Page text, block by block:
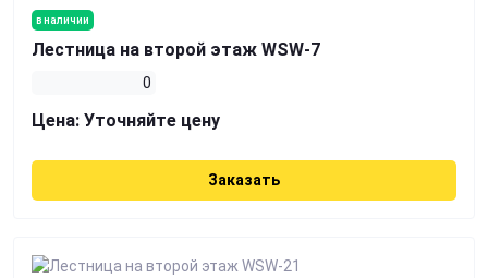
в наличии
Лестница на второй этаж WSW-7
0
Цена: Уточняйте цену
Заказать